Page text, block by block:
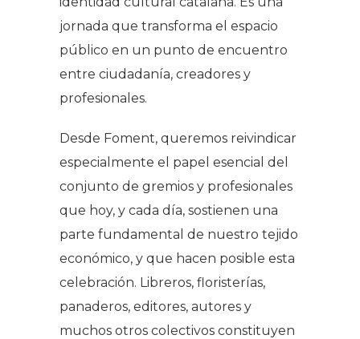
jornada que transforma el espacio
público en un punto de encuentro
entre ciudadanía, creadores y
profesionales.
Desde Foment, queremos reivindicar
especialmente el papel esencial del
conjunto de gremios y profesionales
que hoy, y cada día, sostienen una
parte fundamental de nuestro tejido
económico, y que hacen posible esta
celebración. Libreros, floristerías,
panaderos, editores, autores y
muchos otros colectivos constituyen